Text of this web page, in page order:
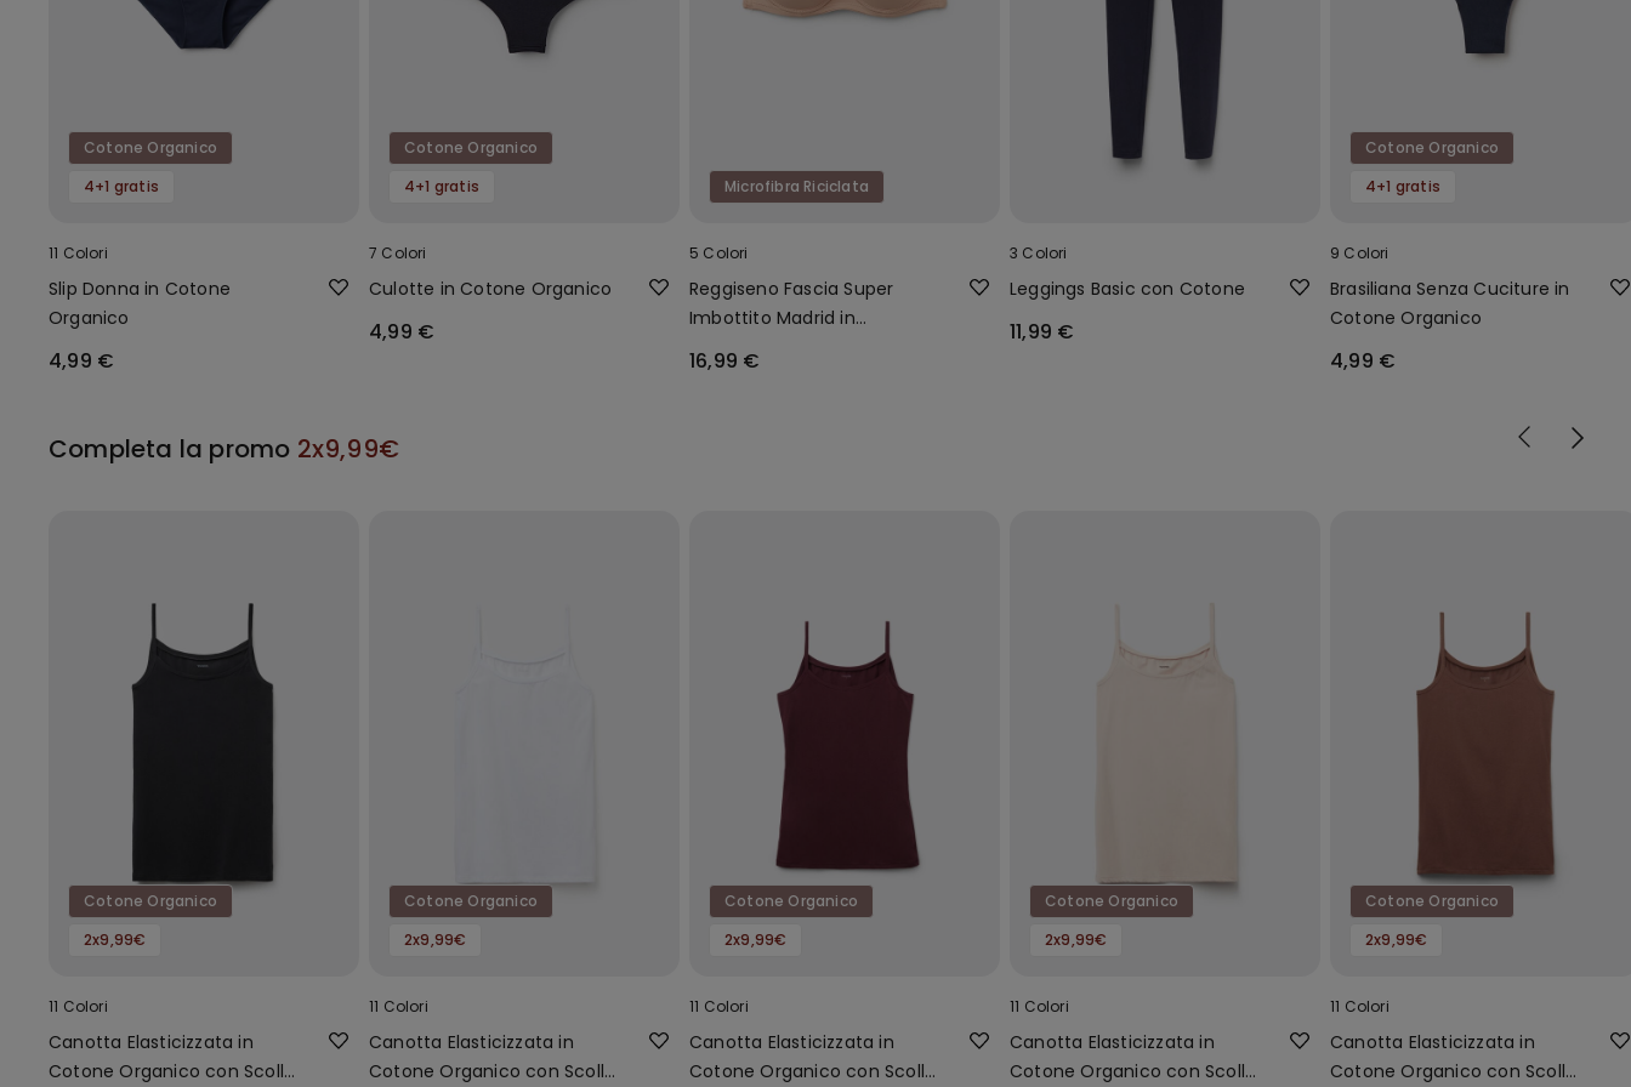
Cotone Organico
4+1 gratis
11 Colori
Slip Donna in Cotone
Organico
4,99 €
Cotone Organico
4+1 gratis
7 Colori
Culotte in Cotone Organico
4,99 €
Microfibra Riciclata
5 Colori
Reggiseno Fascia Super
Imbottito Madrid in
16,99 €
3 Colori
Leggings Basic con Cotone
11,99 €
Cotone Organico
4+1 gratis
9 Colori
Brasiliana Senza Cuciture in
Cotone Organico
4,99 €
Completa la promo 2x9,99€
Cotone Organico
2x9,99€
11 Colori
Canotta Elasticizzata in
Cotone Organico con Scollo
Cotone Organico
2x9,99€
11 Colori
Canotta Elasticizzata in
Cotone Organico con Scollo
Cotone Organico
2x9,99€
11 Colori
Canotta Elasticizzata in
Cotone Organico con Scollo
Cotone Organico
2x9,99€
11 Colori
Canotta Elasticizzata in
Cotone Organico con Scollo
Cotone Organico
2x9,99€
11 Colori
Canotta Elasticizzata in
Cotone Organico con Scollo